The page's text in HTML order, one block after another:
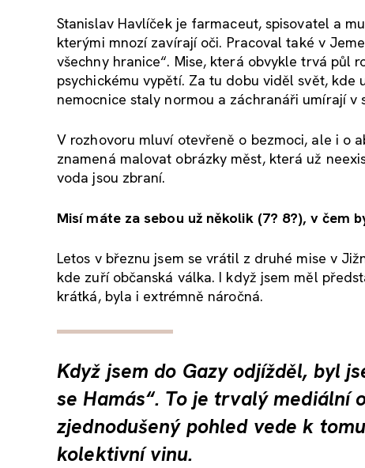
Stanislav Havlíček je farmaceut, spisovatel a
kterými mnozí zavírají oči. Pracoval také v
všechny hranice“. Mise, která obvykle trvá půl
psychickému vypětí. Za tu dobu viděl svět,
nemocnice staly normou a záchranáři umírají v
V rozhovoru mluví otevřeně o bezmoci, ale i o
znamená malovat obrázky měst, která už
voda jsou zbraní.
Misí máte za sebou už několik (7? 8?), v čem
Letos v březnu jsem se vrátil z druhé mise v
kde zuří občanská válka. I když jsem měl
krátká, byla i extrémně náročná.
Když jsem do Gazy odjížděl, byl
se Hamás“. To je trvalý mediální
zjednodušený pohled vede k
kolektivní vinu.